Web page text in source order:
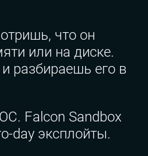
что он
или на диске.
разбираешь его в
Falcon Sandbox
day эксплойты.